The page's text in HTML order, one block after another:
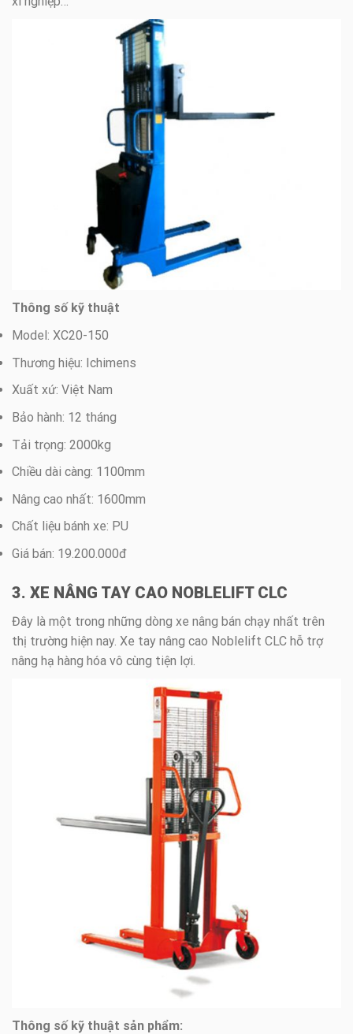
Thông số kỹ thuật
Model: XC20-150
Thương hiệu: Ichimens
Xuất xứ: Việt Nam
Bảo hành: 12 tháng
Tải trọng: 2000kg
Chiều dài càng: 1100mm
Nâng cao nhất: 1600mm
Chất liệu bánh xe: PU
Giá bán: 19.200.000đ
3. XE NÂNG TAY CAO NOBLELIFT CLC
Đây là một trong những dòng xe nâng bán chạy nhất trên
thị trường hiện nay. Xe tay nâng cao Noblelift CLC hỗ trợ
nâng hạ hàng hóa vô cùng tiện lợi.
Thông số kỹ thuật sản phẩm: